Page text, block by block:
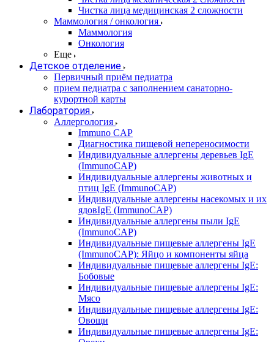
Чистка лица медицинская 2 сложности
Маммология / онкология
Маммология
Онкология
Еще
Детское отделение
Первичный приём педиатра
прием педиатра с заполнением санаторно-
курортной карты
Лаборатория
Аллергология
Immuno CAP
Диагностика пищевой непереносимости
Индивидуальные аллергены деревьев IgE
(ImmunoCAP)
Индивидуальные аллергены животных и
птиц IgE (ImmunoCAP)
Индивидуальные аллергены насекомых и их
ядовIgE (ImmunoCAP)
Индивидуальные аллергены пыли IgE
(ImmunoCAP)
Индивидуальные пищевые аллергены IgE
(ImmunoCAP): Яйцо и компоненты яйца
Индивидуальные пищевые аллергены IgE:
Бобовые
Индивидуальные пищевые аллергены IgE:
Мясо
Индивидуальные пищевые аллергены IgE:
Овощи
Индивидуальные пищевые аллергены IgE: